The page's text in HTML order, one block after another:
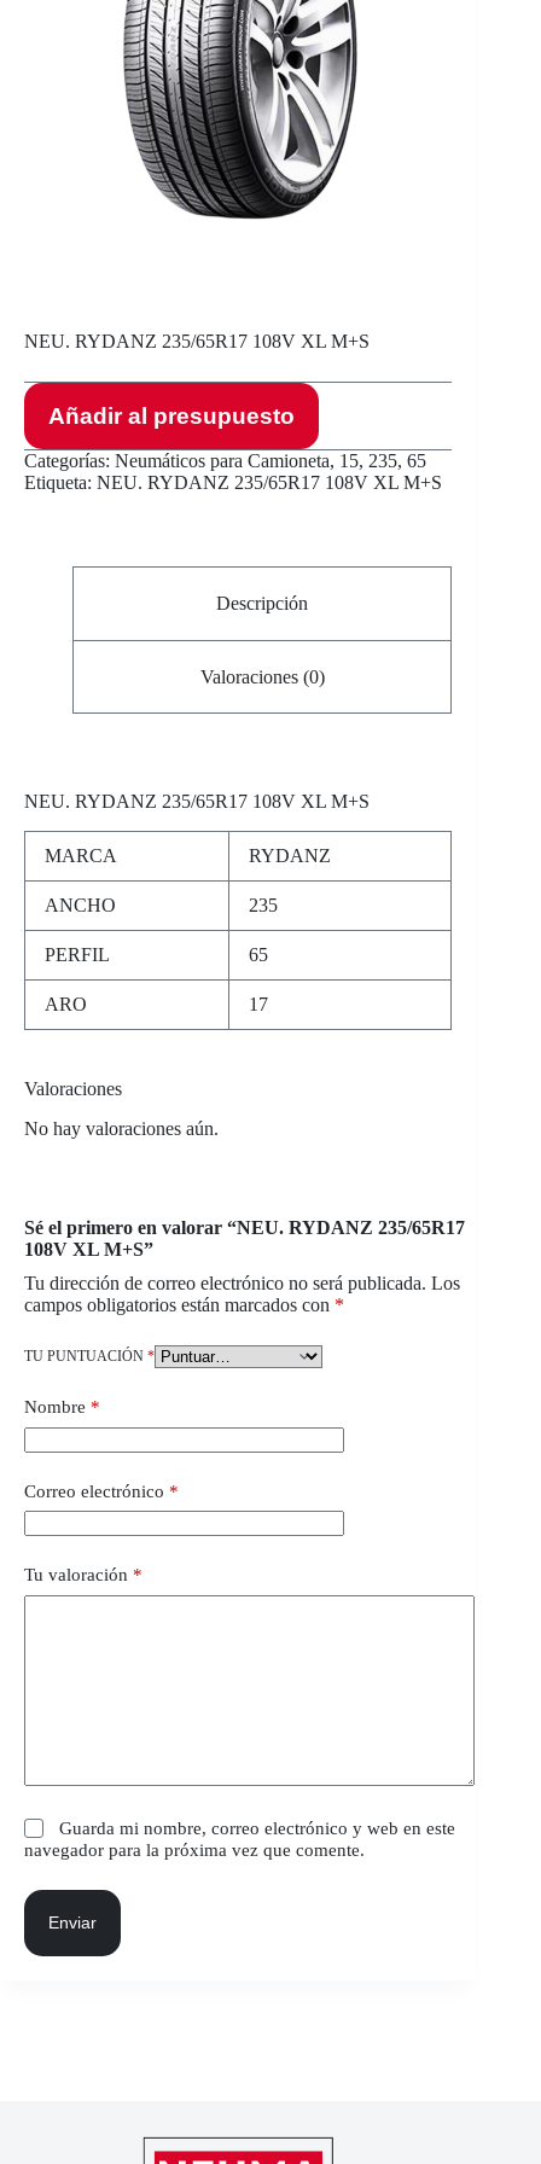
NEU. RYDANZ 235/65R17 108V XL M+S
Añadir al presupuesto
Categorías: Neumáticos para Camioneta, 15, 235, 65
Etiqueta: NEU. RYDANZ 235/65R17 108V XL M+S
Descripción
Valoraciones (0)
NEU. RYDANZ 235/65R17 108V XL M+S
MARCA RYDANZ
ANCHO 235
PERFIL 65
ARO 17
Valoraciones
No hay valoraciones aún.
Sé el primero en valorar “NEU. RYDANZ 235/65R17
108V XL M+S”
Tu dirección de correo electrónico no será publicada. Los
campos obligatorios están marcados con *
TU PUNTUACIÓN *
Nombre *
Correo electrónico *
Tu valoración *
Guarda mi nombre, correo electrónico y web en este
navegador para la próxima vez que comente.
Enviar